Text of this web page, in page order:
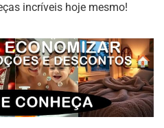
incríveis hoje mesmo!